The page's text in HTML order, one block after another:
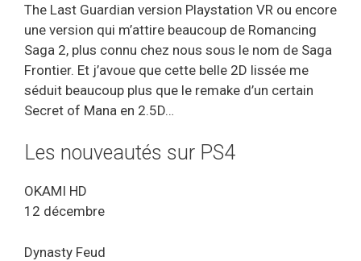
The Last Guardian version Playstation VR ou encore
une version qui m’attire beaucoup de Romancing
Saga 2, plus connu chez nous sous le nom de Saga
Frontier. Et j’avoue que cette belle 2D lissée me
séduit beaucoup plus que le remake d’un certain
Secret of Mana en 2.5D…
Les nouveautés sur PS4
OKAMI HD
12 décembre
Dynasty Feud